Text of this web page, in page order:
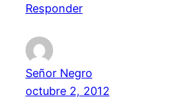
Responder
Señor Negro
octubre 2, 2012